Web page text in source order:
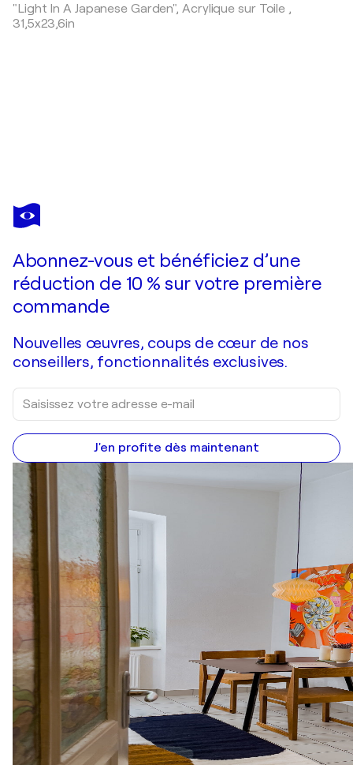
"Light In A Japanese Garden", Acrylique sur Toile ,
31,5x23,6in
MARC
TODD
Je passe commande
Abonnez-vous et bénéficiez d’une
réduction de 10 % sur votre première
commande
Nouvelles œuvres, coups de cœur de nos
conseillers, fonctionnalités exclusives.
J'en profite dès maintenant